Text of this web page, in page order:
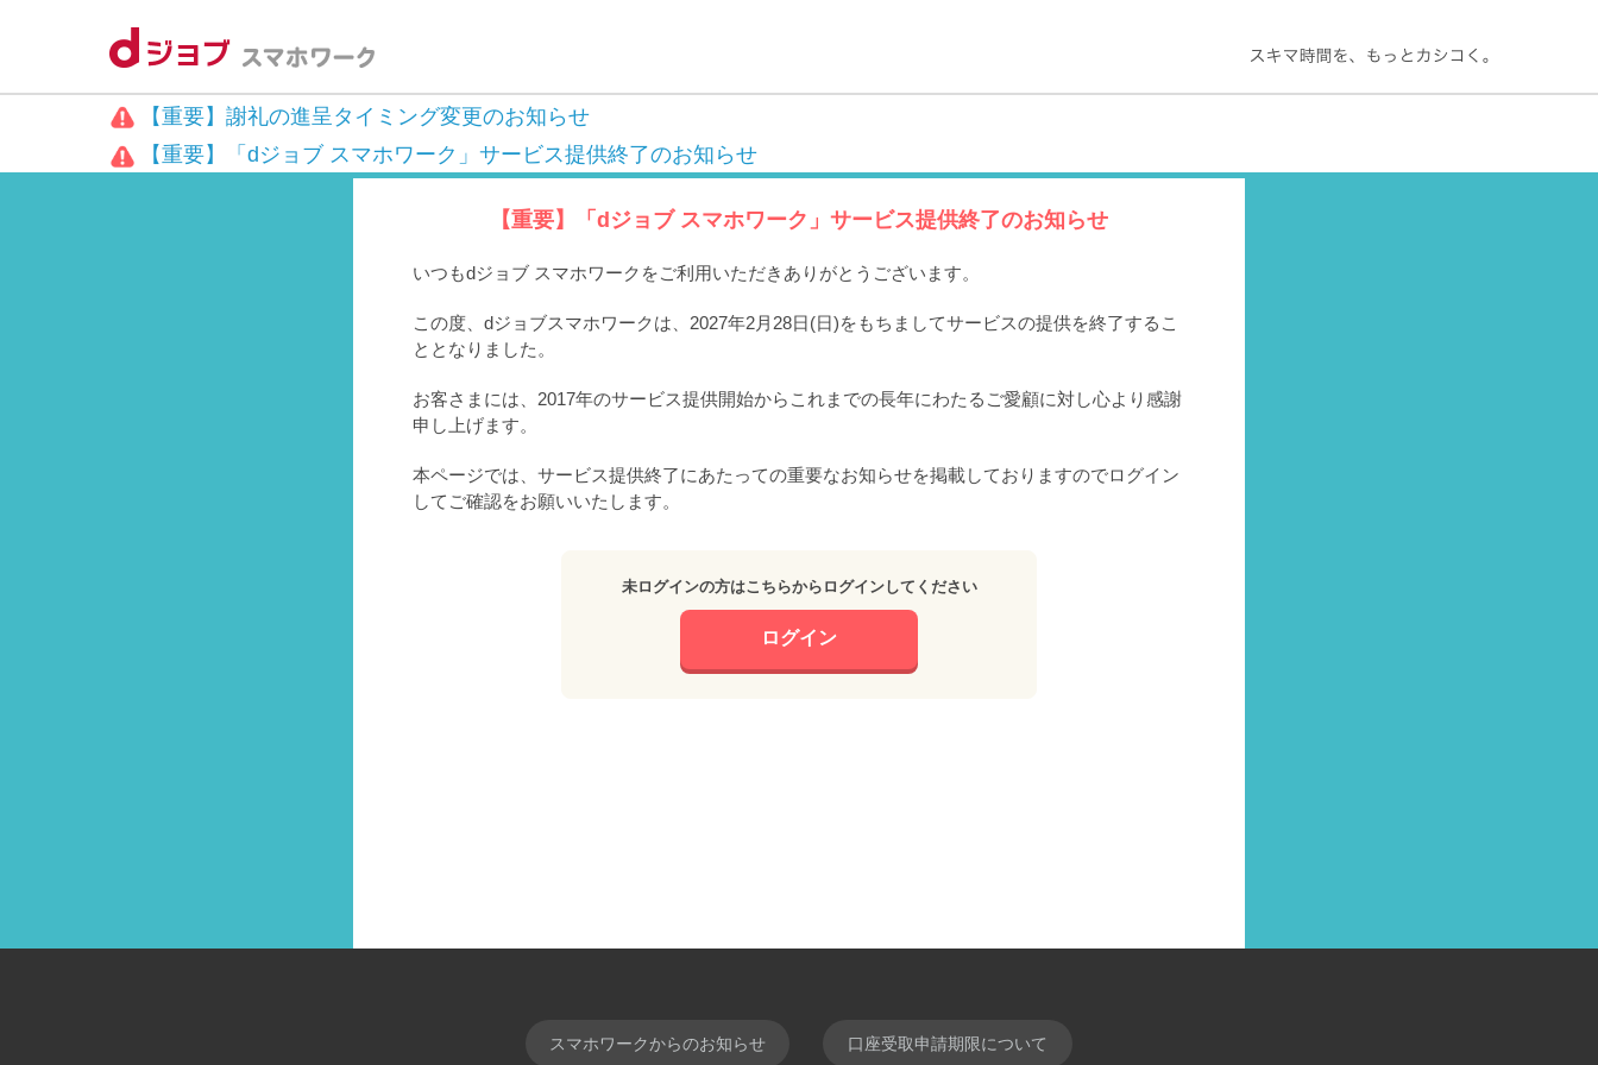
【重要】謝礼の進呈タイミング変更のお知らせ
【重要】「dジョブ スマホワーク」サービス提供終了のお知らせ
【重要】「dジョブ スマホワーク」サービス提供終了のお知らせ
いつもdジョブ スマホワークをご利用いただきありがとうございます。
この度、dジョブスマホワークは、2027年2月28日(日)をもちましてサービスの提供を終了するこ
ととなりました。
お客さまには、2017年のサービス提供開始からこれまでの長年にわたるご愛顧に対し心より感謝
申し上げます。
本ページでは、サービス提供終了にあたっての重要なお知らせを掲載しておりますのでログイン
してご確認をお願いいたします。
未ログインの方はこちらからログインしてください
ログイン
スマホワークからのお知らせ 口座受取申請期限について